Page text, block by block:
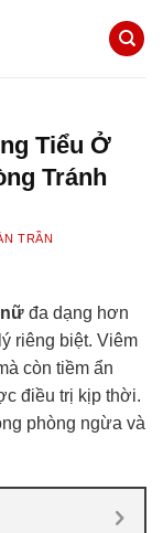
Tiểu Ở
Tránh
TRẦN
đa dạng hơn
riêng biệt. Viêm
còn tiềm ẩn
điều trị kịp thời.
phòng ngừa và